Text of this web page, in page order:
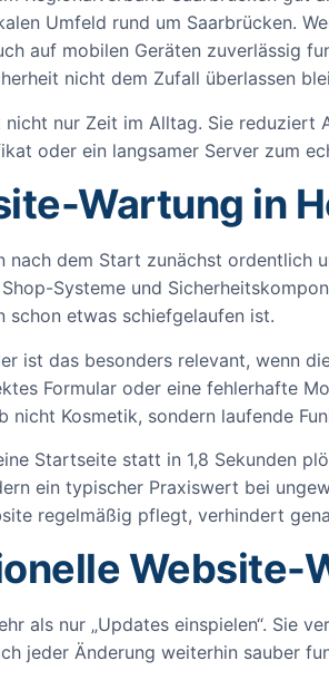
Umfeld rund um Saarbrücken.
auf mobilen Geräten zuverlässig
nicht dem Zufall überlassen
nur Zeit im Alltag. Sie reduziert
oder ein langsamer Server zum
Wartung in
nach dem Start zunächst ordentlich
Systeme und
etwas schiefgelaufen ist.
ist das besonders relevant, wenn
Formular oder eine fehlerhafte
nicht Kosmetik, sondern laufende
Startseite statt in 1,8 Sekunden
ein typischer Praxiswert bei
regelmäßig pflegt, verhindert
Website-
als nur „Updates einspielen“. Sie
jeder Änderung weiterhin sauber